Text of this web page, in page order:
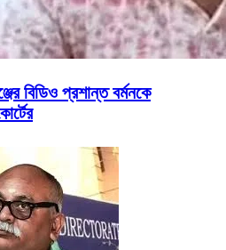
বিডিও প্রশান্ত বর্মনকে